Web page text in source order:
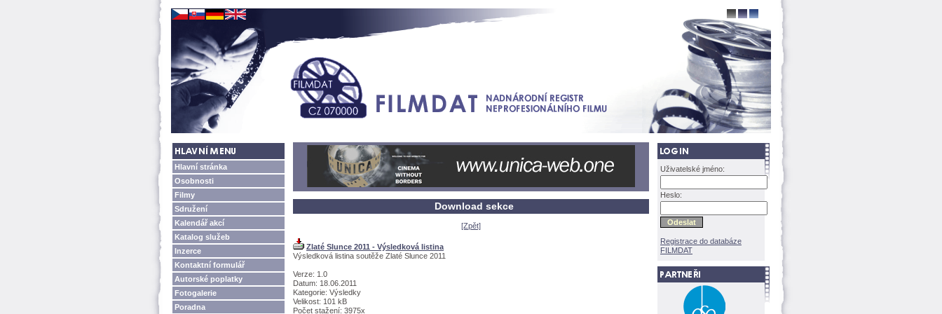
Hlavní stránka
Osobnosti
Filmy
Sdružení
Kalendář akcí
Katalog služeb
Inzerce
Kontaktní formulář
Autorské poplatky
Fotogalerie
Poradna
Download sekce
[Zpět]
Zlaté Slunce 2011 - Výsledková listina
Výsledková listina soutěže Zlaté Slunce 2011
Verze: 1.0
Datum: 18.06.2011
Kategorie: Výsledky
Velikost: 101 kB
Počet stažení: 3975x
Uživatelské jméno:
Heslo:
Registrace do databáze
FILMDAT